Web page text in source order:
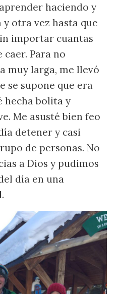
haciendo y
y otra vez hasta que
importar cuantas
caer. Para no
muy larga, me llevó
se supone que era
hecha bolita y
Me asusté bien feo
detener y casi
de personas. No
a Dios y pudimos
día en una